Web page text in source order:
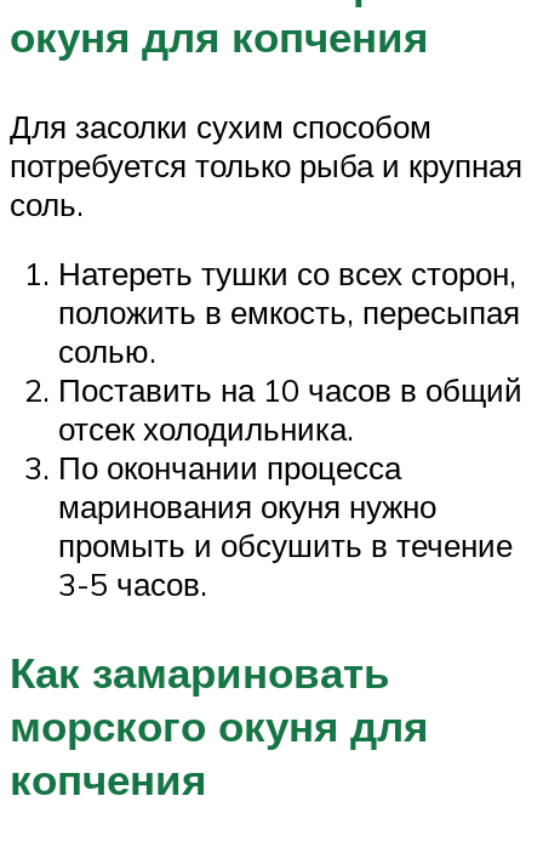
окуня для копчения
Для засолки сухим способом
потребуется только рыба и крупная
соль.
Натереть тушки со всех сторон,
положить в емкость, пересыпая
солью.
Поставить на 10 часов в общий
отсек холодильника.
По окончании процесса
маринования окуня нужно
промыть и обсушить в течение
3-5 часов.
Как замариновать
морского окуня для
копчения